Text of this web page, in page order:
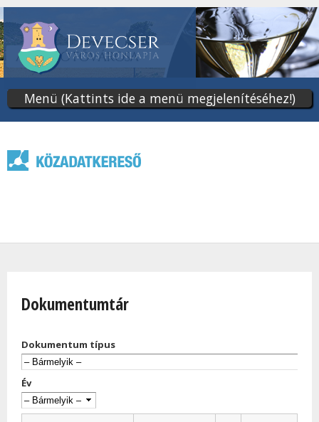
tartalomra
Menü (Kattints ide a menü megjelenítéséhez!)
Dokumentumtár
Dokumentum típus
Év